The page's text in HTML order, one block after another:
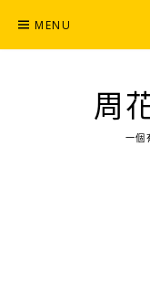
content
MENU
周
一個